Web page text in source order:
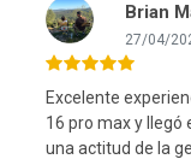
Brian
27/04/
Excelente
16 pro max y llegó
una actitud de la